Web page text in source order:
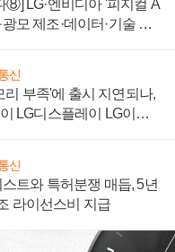
⑧] LG·엔비디아 '피지컬 A
모 제조·데이터·기술 결
신
리 부족'에 출시 지연되나,
LG디스플레이 LG이노
신
트와 특허분쟁 매듭, 5년
라이선스비 지급